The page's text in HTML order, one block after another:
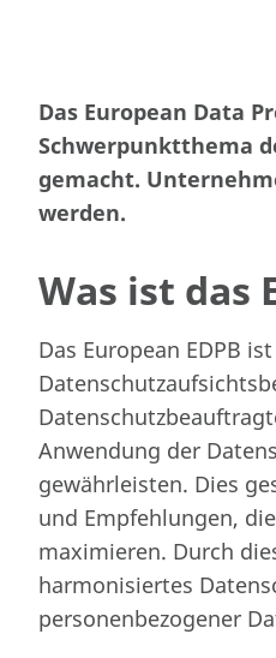
Das European Data
Schwerpunktthema
gemacht.
werden.
Was ist das
Das European EDPB
Anwendung der
gewährleisten. Dies
und Empfehlungen,
maximieren. Durch
harmonisiertes
personenbezogener